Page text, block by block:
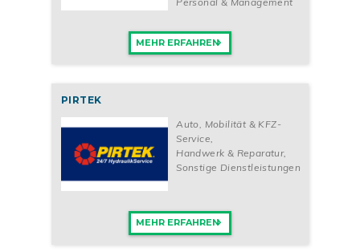
MEHR ERFAHREN
PIRTEK
Auto, Mobilität & KFZ-
Service,
Handwerk & Reparatur,
Sonstige Dienstleistungen
MEHR ERFAHREN